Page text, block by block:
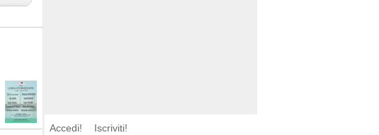
Accedi! Iscriviti!